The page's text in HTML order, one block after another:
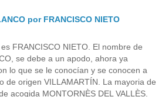
por FRANCISCO NIETO
FRANCISCO NIETO. El nombre de
se debe a un apodo, ahora ya
lo que se le conocían y se conocen a
de origen VILLAMARTÍN. La mayoria de
acogida MONTORNÈS DEL VALLÈS.